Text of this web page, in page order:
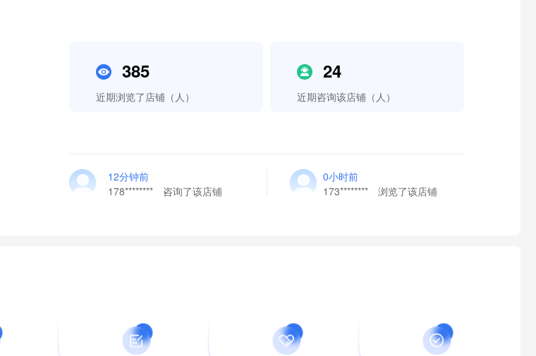
385
近期浏览了店铺（人）
24
近期咨询该店铺（人）
12分钟前
178******** 咨询了该店铺
0小时前
173******** 浏览了该店铺